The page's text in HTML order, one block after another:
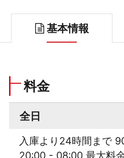
基本情報
料金
全日
入庫より24時間まで
20:00 - 08:00 最大料